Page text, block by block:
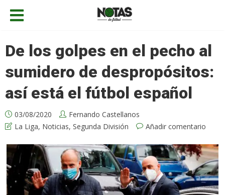
De los golpes en el pecho al
sumidero de despropósitos:
así está el fútbol español
03/08/2020
Fernando Castellanos
La Liga, Noticias, Segunda División Añadir comentario